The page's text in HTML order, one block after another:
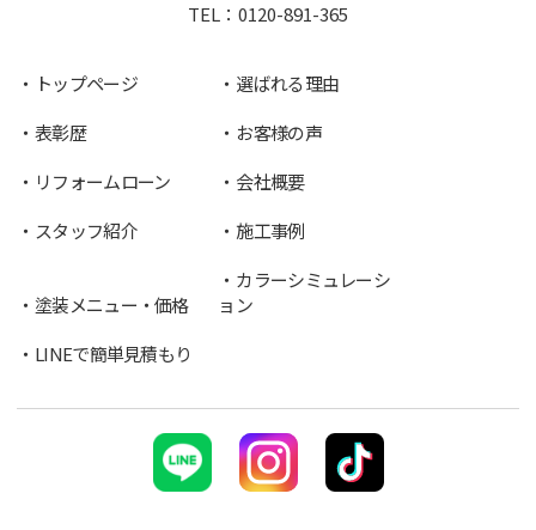
TEL： 0120-891-365
トップページ
選ばれる理由
表彰歴
お客様の声
リフォームローン
会社概要
スタッフ紹介
施工事例
塗装メニュー・価格
カラーシミュレーシ
ョン
LINEで簡単見積もり